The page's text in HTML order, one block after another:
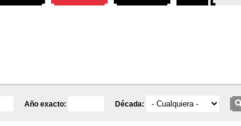
Año exacto: Década: